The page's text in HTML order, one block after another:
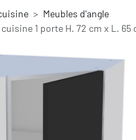
Meubles d'angle
1 porte H. 72 cm x L.